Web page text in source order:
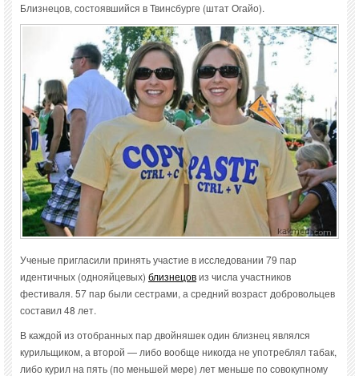
Близнецов, состоявшийся в Твинсбурге (штат Огайо).
Ученые пригласили принять участие в исследовании 79 пар
идентичных (однояйцевых) близнецовиз числа участников
фестиваля. 57 пар были сестрами, а средний возраст добровольцев
составил 48 лет.
В каждой из отобранных пар двойняшек один близнец являлся
курильщиком, а второй — либо вообще никогда не употреблял табак,
либо курил на пять (по меньшей мере) лет меньше по совокупному